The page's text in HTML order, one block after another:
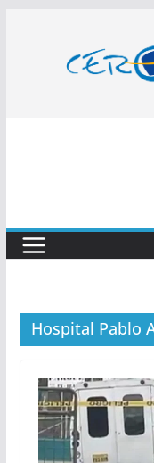
contenido
Hospital Pablo